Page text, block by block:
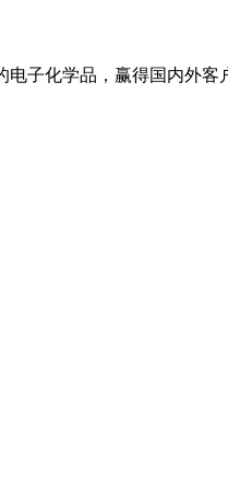
子化学品，赢得国内外客